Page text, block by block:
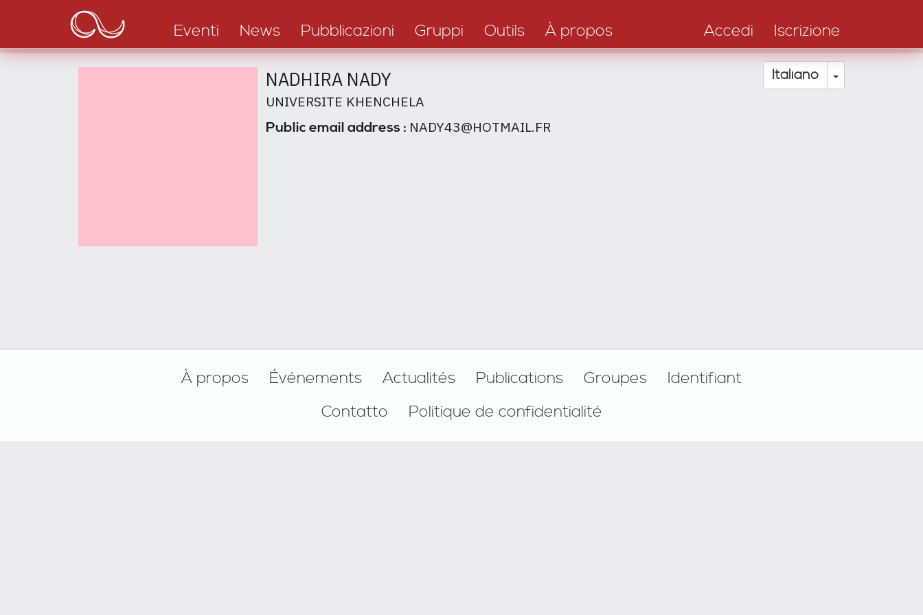
contenuto
navigation
Eventi News Pubblicazioni Gruppi Outils À propos Accedi Iscrizione
Italiano Toggle
NADHIRA NADY
UNIVERSITE KHENCHELA
Public email address : NADY43@HOTMAIL.FR
À propos Événements Actualités Publications Groupes
Identifiant
Contatto
Politique de confidentialité